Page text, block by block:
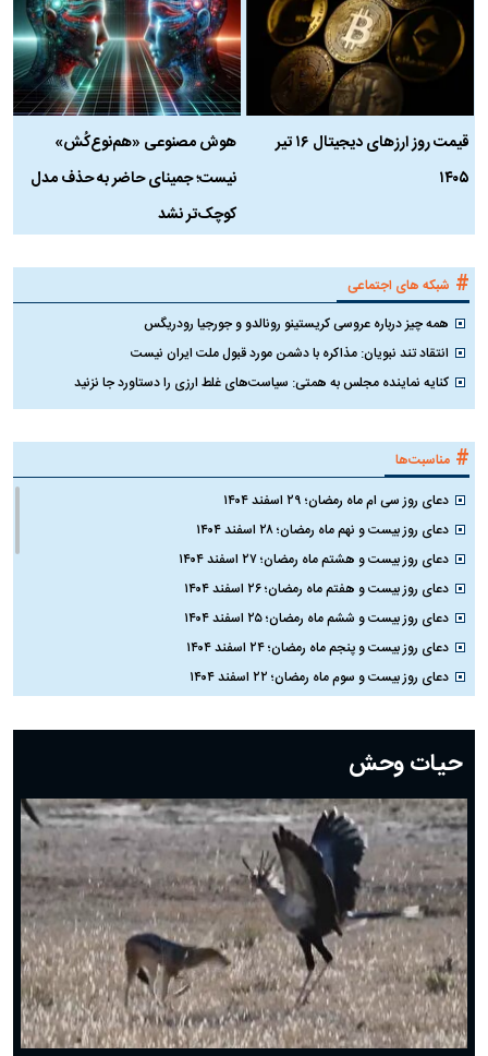
قیمت روز ارز‌های دیجیتال ۱۶ تیر
۱۴۰۵
هوش مصنوعی «هم‌نوع‌کُش»
نیست؛ جمینای حاضر به حذف مدل
کوچک‌تر نشد
# شبکه های اجتماعی
همه چیز درباره عروسی کریستینو رونالدو و جورجیا رودریگس
انتقاد تند نبویان: مذاکره با دشمن مورد قبول ملت ایران نیست
کنایه نماینده مجلس به همتی: سیاست‌های غلط ارزی را دستاورد جا نزنید
# مناسبت‌ها
دعای روز سی ام ماه رمضان؛ ۲۹ اسفند ۱۴۰۴
دعای روز بیست و نهم ماه رمضان؛ ۲۸ اسفند ۱۴۰۴
دعای روز بیست و هشتم ماه رمضان؛ ۲۷ اسفند ۱۴۰۴
دعای روز بیست و هفتم ماه رمضان؛ ۲۶ اسفند ۱۴۰۴
دعای روز بیست و ششم ماه رمضان؛ ۲۵ اسفند ۱۴۰۴
دعای روز بیست و پنجم ماه رمضان؛ ۲۴ اسفند ۱۴۰۴
دعای روز بیست و سوم ماه رمضان؛ ۲۲ اسفند ۱۴۰۴
دعای روز بیستم ماه رمضان؛ ۱۹ اسفند ۱۴۰۴
دعای روز هشتم ماه مبارک رمضان؛ ۷ اسفند ماه ۱۴۰۴
دعای روز هفتم ماه رمضان؛ ۶ اسفند ۱۴۰۴
دعای روز ششم ماه رمضان؛ ۵ اسفند ۱۴۰۴
دعای روز پنجم ماه رمضان؛ ۴ اسفند ۱۴۰۴
دعای روز چهارم ماه مبارک رمضان؛ ۳ اسفند ۱۴۰۴
دعای روز سوم ماه مبارک رمضان؛ ۱۴ اسفند ۱۴۰۴
دعای روز دوم ماه مبارک رمضان ۱ اسفند ماه ۱۴۰۴
دعای روز اول ماه مبارک رمضان، ۳۰ بهمن ۱۴۰۴
حضرت زینب(س) چگونه از دنیا رفت؟
بهترین پیامک تبریک روز پدر ۱۴۰۴؛ جملات زیبا و صمیمانه
حیات وحش